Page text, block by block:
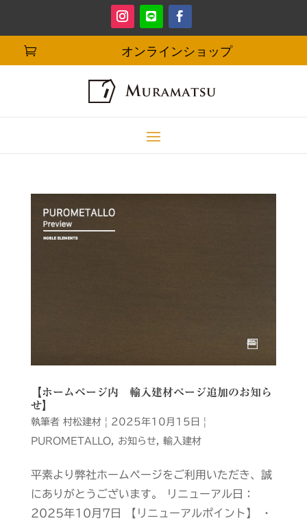
 オンラインショップ
【ホームページ内 輸入建材ページ追加のお知ら
せ】
執筆者 村松建材| 2025年10月15日
|
PUROMETALLO, お知らせ, 輸入建材
平素より弊社ホームページをご利用いただき、誠
にありがとうございます。 リニューアル日：
2025年10月7日 【リニューアルポイント】 ・